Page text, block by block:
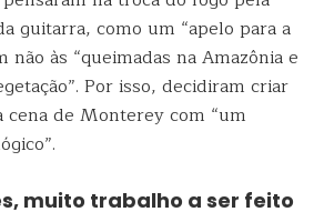
guitarra, como um “apelo para a
não às “queimadas na Amazônia e
Por isso, decidiram criar
de Monterey com “um
muito trabalho a ser feito